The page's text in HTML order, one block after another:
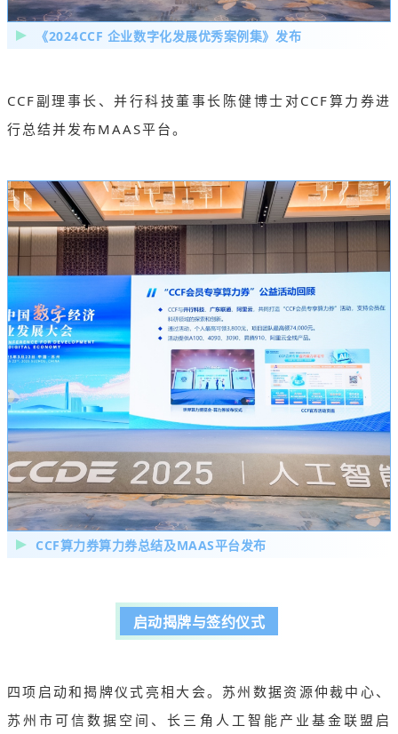
《2024CCF 企业数字化发展优秀案例集》发布
CCF副理事长、并行科技董事长陈健博士对CCF算力券进
行总结并发布MAAS平台。
CCF算力券算力券总结及MAAS平台发布
启动揭牌与签约仪式
四项启动和揭牌仪式亮相大会。苏州数据资源仲裁中心、
苏州市可信数据空间、长三角人工智能产业基金联盟启